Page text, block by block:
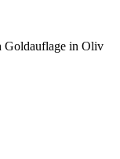
Goldauflage in Oliv